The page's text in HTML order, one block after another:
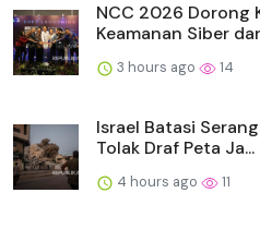
NCC 2026 Dorong
Keamanan Siber
3 hours ago 14
Israel Batasi
Tolak Draf Peta Ja...
4 hours ago 11